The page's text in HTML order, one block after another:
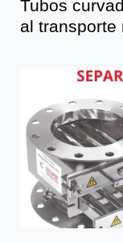
Tubos
al transporte